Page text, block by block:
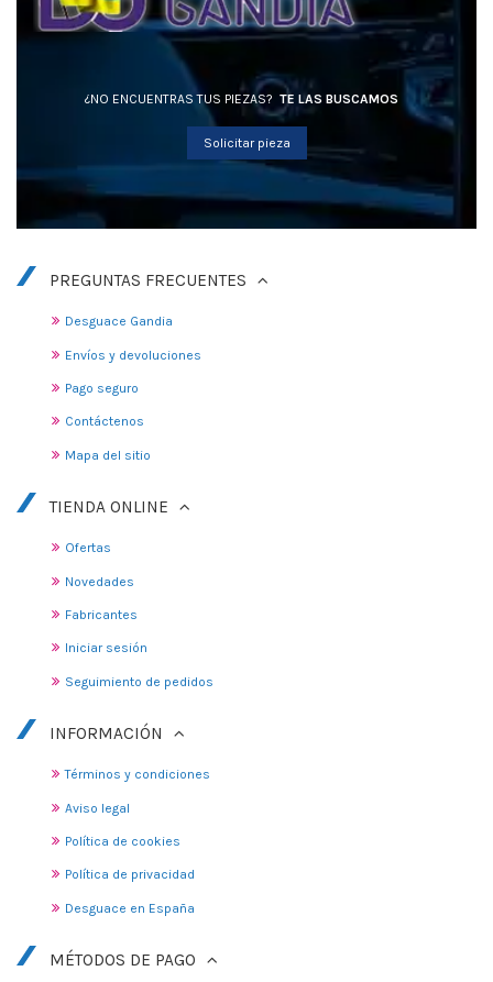
¿NO ENCUENTRAS TUS PIEZAS? TE LAS BUSCAMOS
Solicitar pieza
PREGUNTAS FRECUENTES
Desguace Gandia
Envíos y devoluciones
Pago seguro
Contáctenos
Mapa del sitio
TIENDA ONLINE
Ofertas
Novedades
Fabricantes
Iniciar sesión
Seguimiento de pedidos
INFORMACIÓN
Términos y condiciones
Aviso legal
Política de cookies
Política de privacidad
Desguace en España
MÉTODOS DE PAGO